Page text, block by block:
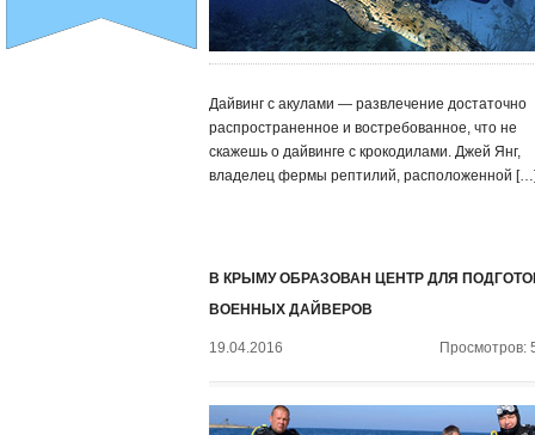
Дайвинг с акулами — развлечение достаточно
распространенное и востребованное, что не
скажешь о дайвинге с крокодилами. Джей Янг,
владелец фермы рептилий, расположенной
В КРЫМУ ОБРАЗОВАН ЦЕНТР ДЛЯ
ВОЕННЫХ ДАЙВЕРОВ
19.04.2016 Просмотров: